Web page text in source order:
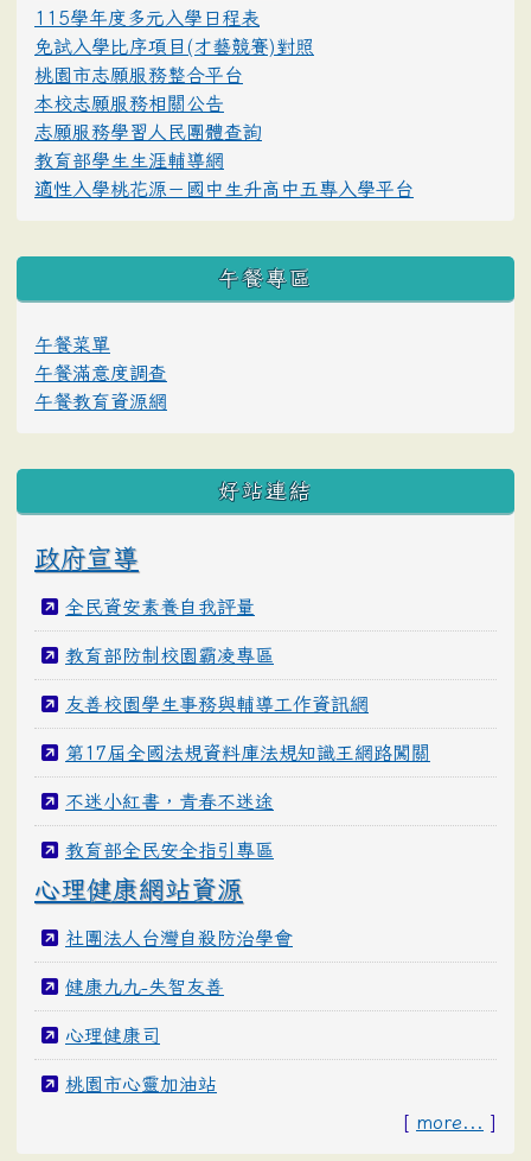
115學年度多元入學日程表
免試入學比序項目(才藝競賽)對照
桃園市志願服務整合平台
本校志願服務相關公告
志願服務學習人民團體查詢
教育部學生生涯輔導網
適性入學桃花源－國中生升高中五專入學平台
午餐專區
午餐菜單
午餐滿意度調查
午餐教育資源網
好站連結
政府宣導
全民資安素養自我評量
教育部防制校園霸凌專區
友善校園學生事務與輔導工作資訊網
第17屆全國法規資料庫法規知識王網路闖關
不迷小紅書，青春不迷途
教育部全民安全指引專區
心理健康網站資源
社團法人台灣自殺防治學會
健康九九-失智友善
心理健康司
桃園市心靈加油站
[ more... ]